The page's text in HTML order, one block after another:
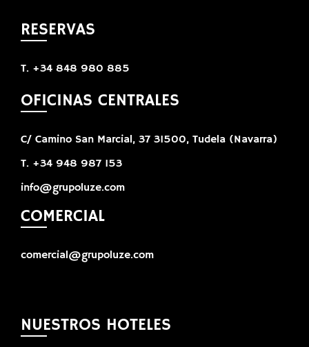
RESERVAS
T. +34 848 980 885
OFICINAS CENTRALES
C/ Camino San Marcial, 37 31500, Tudela (Navarra)
T. +34 948 987 153
info@grupoluze.com
COMERCIAL
comercial@grupoluze.com
NUESTROS HOTELES